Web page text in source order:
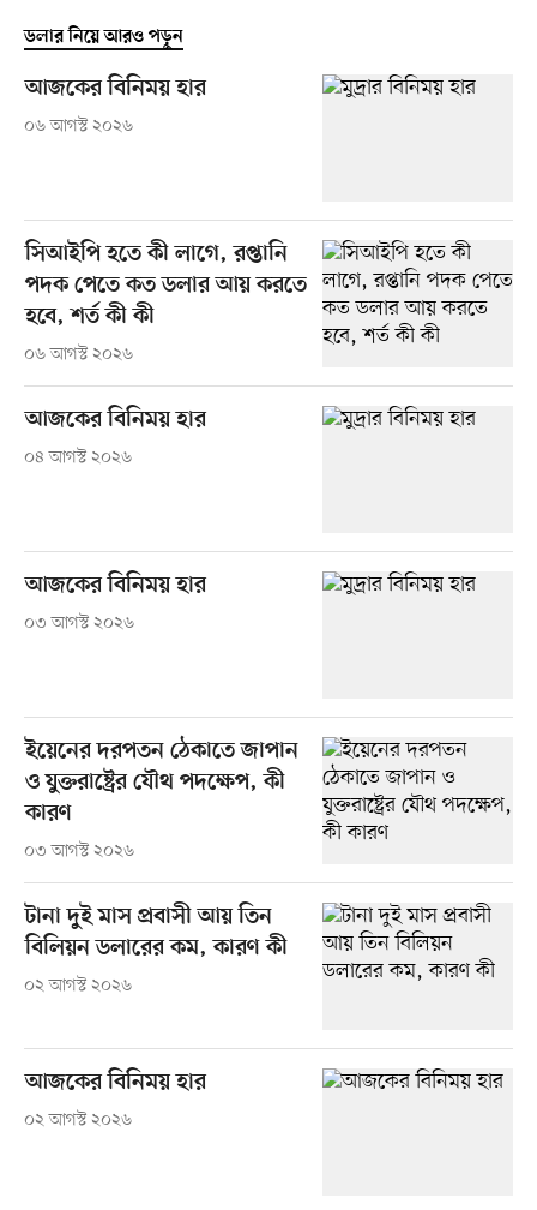
ডলার নিয়ে আরও পড়ুন
আজকের বিনিময় হার
০৬ আগস্ট ২০২৬
সিআইপি হতে কী লাগে, রপ্তানি
পদক পেতে কত ডলার আয় করতে
হবে, শর্ত কী কী
০৬ আগস্ট ২০২৬
আজকের বিনিময় হার
০৪ আগস্ট ২০২৬
আজকের বিনিময় হার
০৩ আগস্ট ২০২৬
ইয়েনের দরপতন ঠেকাতে জাপান
ও যুক্তরাষ্ট্রের যৌথ পদক্ষেপ, কী
কারণ
০৩ আগস্ট ২০২৬
টানা দুই মাস প্রবাসী আয় তিন
বিলিয়ন ডলারের কম, কারণ কী
০২ আগস্ট ২০২৬
আজকের বিনিময় হার
০২ আগস্ট ২০২৬